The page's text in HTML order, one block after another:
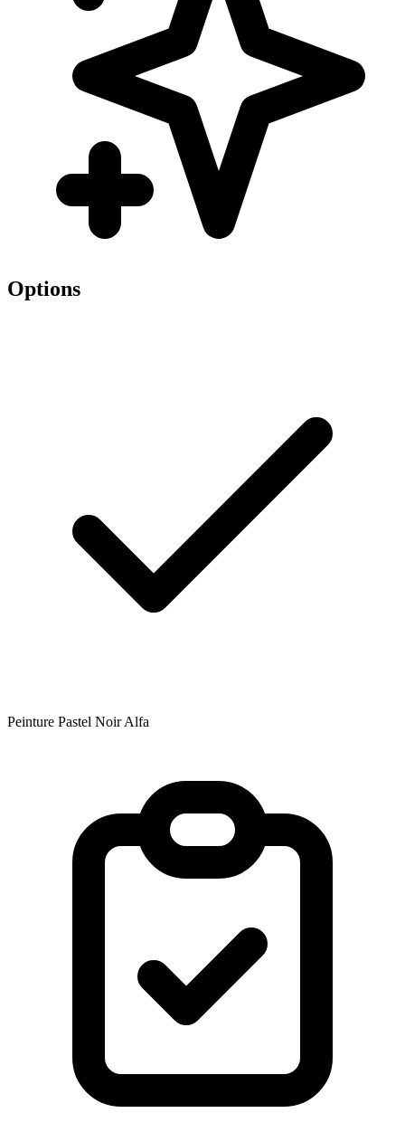
Options
Peinture Pastel Noir Alfa